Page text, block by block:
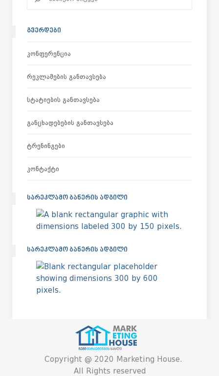
ᲒᲕᲔᲠᲓᲔᲑᲘ
Კონფერენცია
Რეკლამების Განთავსება
Სტატიების Განთავსება
Განცხადებების Განთავსება
Ტრენინგები
Კონტაქტი
ᲡᲐᲠᲔᲙᲚᲐᲛᲝ ᲑᲐᲜᲔᲠᲘᲡ ᲐᲓᲒᲘᲚᲘ
ᲡᲐᲠᲔᲙᲚᲐᲛᲝ ᲑᲐᲜᲔᲠᲘᲡ ᲐᲓᲒᲘᲚᲘ
Copyright @ 2020 Marketing House.
All Rights reserved